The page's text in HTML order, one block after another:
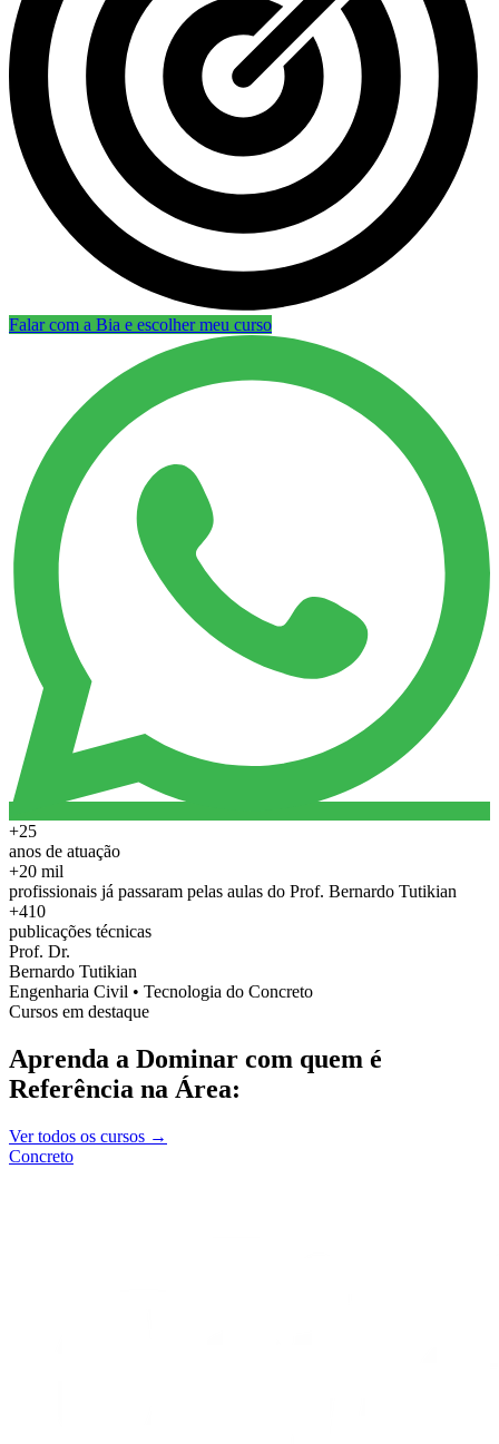
Falar com a Bia e escolher meu curso
+25
anos de atuação
+20 mil
profissionais já passaram pelas aulas do Prof. Bernardo Tutikian
+410
publicações técnicas
Prof. Dr.
Bernardo Tutikian
Engenharia Civil • Tecnologia do Concreto
Cursos em destaque
Aprenda a Dominar com quem é
Referência na Área:
Ver todos os cursos →
Concreto